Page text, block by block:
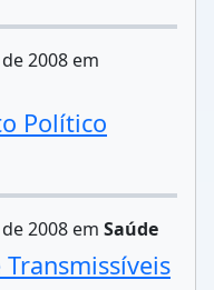
2008 em
Político
2008 em Saúde